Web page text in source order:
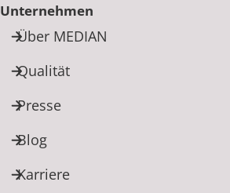
Unternehmen
Über MEDIAN
Qualität
Presse
Blog
Karriere